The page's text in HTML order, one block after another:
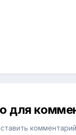
для
комментарий